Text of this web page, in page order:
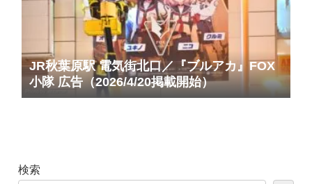
JR秋葉原駅 電気街北口／『ブルアカ』FOX
小隊 広告（2026/4/20掲載開始）
検索